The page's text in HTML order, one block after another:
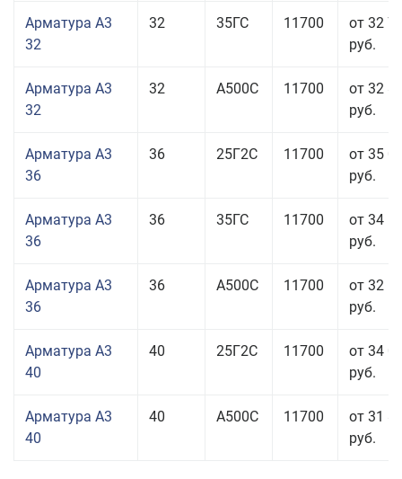
Арматура А3
32
32 35ГС 11700
от 32
руб.
Арматура А3
32
32 А500С 11700
от 32
руб.
Арматура А3
36
36 25Г2С 11700
от 35
руб.
Арматура А3
36
36 35ГС 11700
от 34
руб.
Арматура А3
36
36 А500С 11700
от 32
руб.
Арматура А3
40
40 25Г2С 11700
от 34
руб.
Арматура А3
40
40 А500С 11700
от 31
руб.